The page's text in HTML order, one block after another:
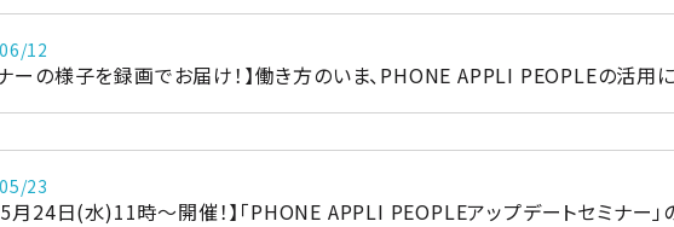
12
ナーの様子を録画でお届け！】働き方のいま、PHONE APPLI PEOPLEの活用
23
5月24日(水)11時～開催！】「PHONE APPLI PEOPLEアップデートセミナー」